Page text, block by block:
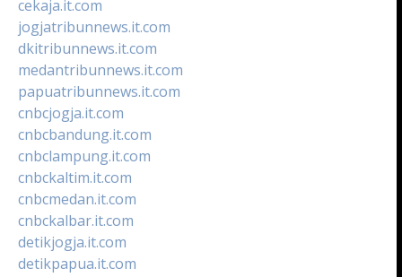
cekaja.it.com
jogjatribunnews.it.com
dkitribunnews.it.com
medantribunnews.it.com
papuatribunnews.it.com
cnbcjogja.it.com
cnbcbandung.it.com
cnbclampung.it.com
cnbckaltim.it.com
cnbcmedan.it.com
cnbckalbar.it.com
detikjogja.it.com
detikpapua.it.com